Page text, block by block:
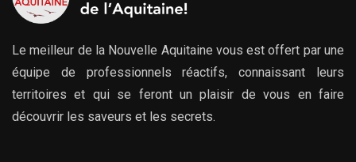
Le meilleur de la Nouvelle Aquitaine vous est offert par une
équipe de professionnels réactifs, connaissant leurs
territoires et qui se feront un plaisir de vous en faire
découvrir les saveurs et les secrets.